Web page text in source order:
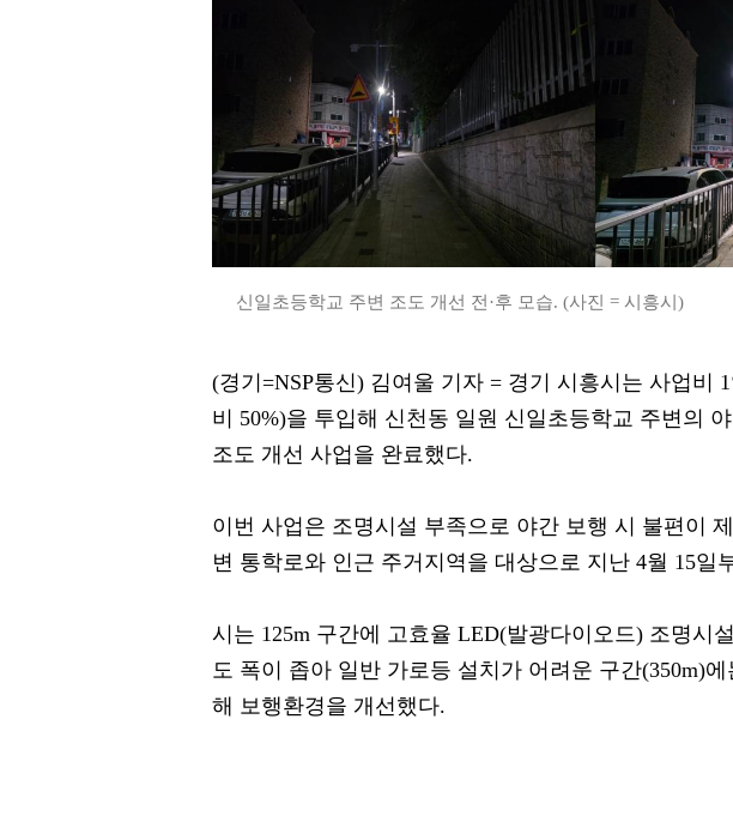
신일초등학교 주변 조도 개선 전·후 모습. (사진 = 시흥시)
(경기=NSP통신) 김여울 기자 = 경기 시흥시는 사업비 1
비 50%)을 투입해 신천동 일원 신일초등학교 주변의
조도 개선 사업을 완료했다.
이번 사업은 조명시설 부족으로 야간 보행 시 불편이
변 통학로와 인근 주거지역을 대상으로 지난 4월 15일
시는 125m 구간에 고효율 LED(발광다이오드) 조명시
도 폭이 좁아 일반 가로등 설치가 어려운 구간(350m)
해 보행환경을 개선했다.